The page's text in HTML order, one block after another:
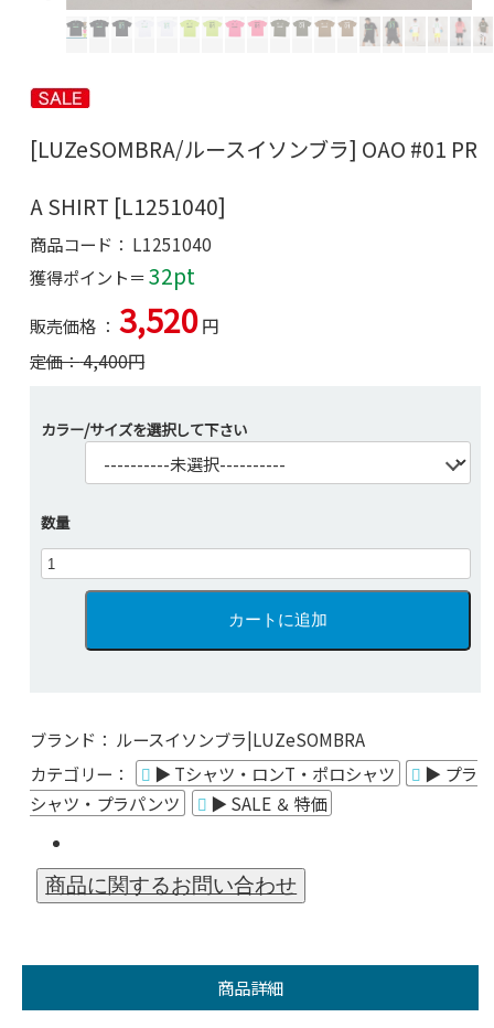
[LUZeSOMBRA/ルースイソンブラ] OAO #01 PR
A SHIRT [L1251040]
商品コード： L1251040
獲得ポイント＝32pt
販売価格 ： 3,520円
定価：4,400円
カラー/サイズを選択して下さい
数量
ブランド： ルースイソンブラ|LUZeSOMBRA
カテゴリー：
▶ Tシャツ・ロンT・ポロシャツ
▶ プラ
シャツ・プラパンツ
▶ SALE ＆ 特価
商品詳細